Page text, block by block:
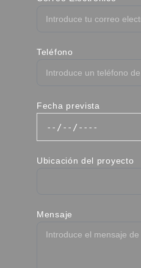
Teléfono
Fecha prevista
Ubicación del proyecto
Mensaje